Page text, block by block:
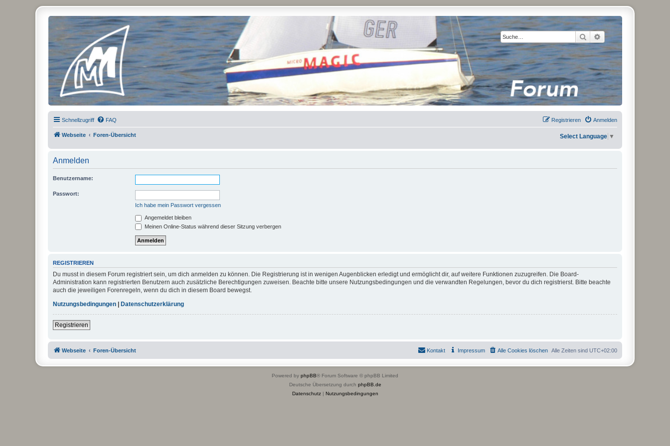
Suche Erweiterte Suche
Micro Magic Forum Deutschland
Schnellzugriff FAQ Anmelden
Registrieren
Webseite Foren-Übersicht Select Language ▼
Anmelden
Benutzername:
Passwort:
Ich habe mein Passwort vergessen
Angemeldet bleiben
Meinen Online-Status während dieser Sitzung verbergen
REGISTRIEREN
Du musst in diesem Forum registriert sein, um dich anmelden zu können. Die Registrierung ist in wenigen Augenblicken erledigt und ermöglicht dir, auf weitere Funktionen zuzugreifen. Die Board-
Administration kann registrierten Benutzern auch zusätzliche Berechtigungen zuweisen. Beachte bitte unsere Nutzungsbedingungen und die verwandten Regelungen, bevor du dich registrierst. Bitte beachte
auch die jeweiligen Forenregeln, wenn du dich in diesem Board bewegst.
Nutzungsbedingungen | Datenschutzerklärung
Registrieren
Webseite Foren-Übersicht Alle Zeiten sind UTC+02:00
Alle Cookies löschen
Impressum
Kontakt
Powered by phpBB® Forum Software © phpBB Limited
Deutsche Übersetzung durch phpBB.de
Datenschutz| Nutzungsbedingungen